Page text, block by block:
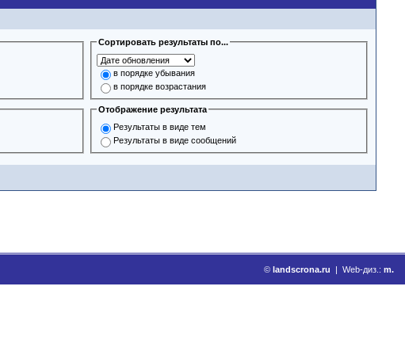
Сортировать результаты по...
в порядке убывания
в порядке возрастания
Отображение результата
Результаты в виде тем
Результаты в виде сообщений
© landscrona.ru | Web-диз.: m.